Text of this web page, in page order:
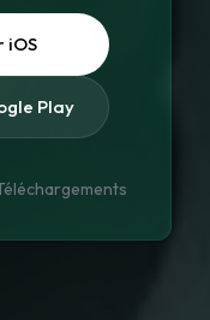
iOS
Play